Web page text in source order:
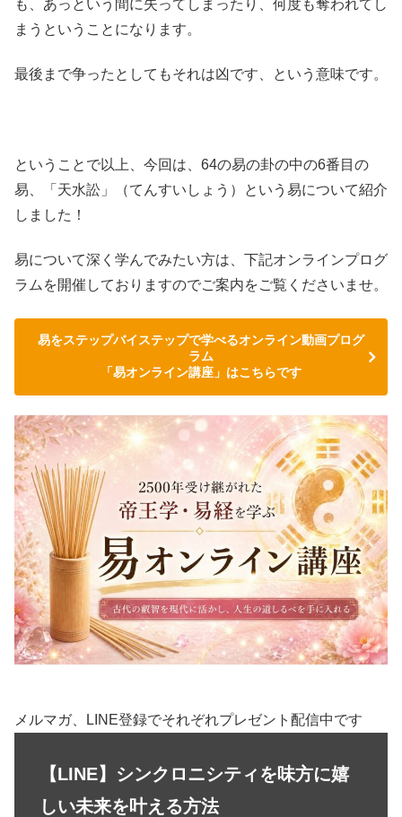
も、あっという間に失ってしまったり、何度も奪われてし
まうということになります。
最後まで争ったとしてもそれは凶です、という意味です。
ということで以上、今回は、64の易の卦の中の6番目の
易、「天水訟」（てんすいしょう）という易について紹介
しました！
易について深く学んでみたい方は、下記オンラインプログ
ラムを開催しておりますのでご案内をご覧くださいませ。
易をステップバイステップで学べるオンライン動画プログ
ラム
「易オンライン講座」はこちらです
メルマガ、LINE登録でそれぞれプレゼント配信中です
【LINE】シンクロニシティを味方に嬉
しい未来を叶える方法